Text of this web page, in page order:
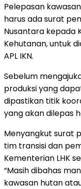
Pelepasan
harus ada surat
Nusantara kepada
Kehutanan, untuk
APL IKN.
Sebelum
produksi yang
dipastikan titik
yang akan dilepas
Menyangkut surat
tim transisi dan
Kementerian LHK
“Masih dibahas
kawasan hutan